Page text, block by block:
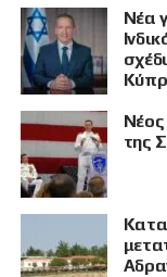
Νέα
Νέος
της